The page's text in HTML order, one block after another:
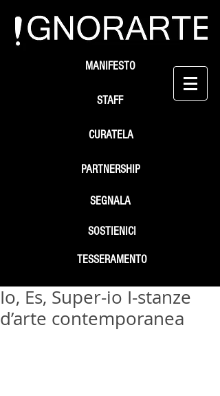
STAFF
SEGNALA
SOSTIENICI
MANIFESTO
PARTNERSHIP
TESSERAMENTO
CURATELA
Io, Es, Super-io I-stanze
d’arte contemporanea